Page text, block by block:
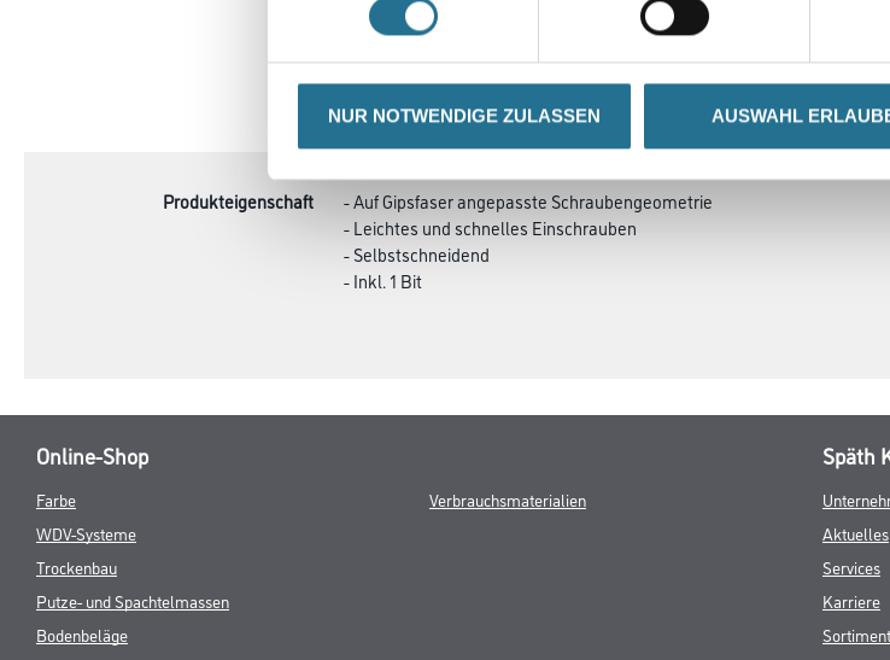
NUR NOTWENDIGE ZULASSEN AUSWAHL
CURRENT
TAB:
PRODUKTEIGENSCHAFTEN ZUSATZINFOS
Produkteigenschaft
- Auf Gipsfaser angepasste Schraubengeometrie
- Leichtes und schnelles Einschrauben
- Selbstschneidend
- Inkl. 1 Bit
Online-Shop
Farbe
WDV-Systeme
Trockenbau
Putze- und Spachtelmassen
Bodenbeläge
Verbrauchsmaterialien
Späth
Aktuelles
Services
Karriere
Sortiment